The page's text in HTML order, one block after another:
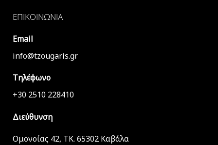
ΕΠΙΚΟΙΝΩΝΊΑ
Email
info@tzougaris.gr
Τηλέφωνο
+30 2510 228410
Διεύθυνση
Ομονοίας 42, ΤΚ. 65302 Καβάλα